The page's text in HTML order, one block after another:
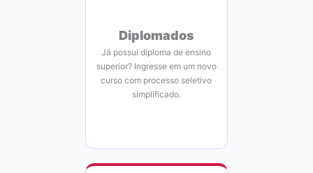
Diplomados
Já possui diploma de ensino
superior? Ingresse em um novo
curso com processo seletivo
simplificado.